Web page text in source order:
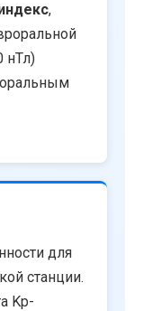
,
нТл)
для
станции.
Kp-